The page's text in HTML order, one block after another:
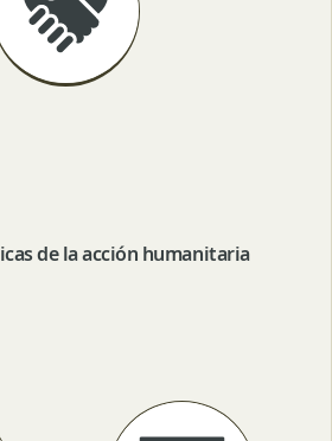
de la acción humanitaria